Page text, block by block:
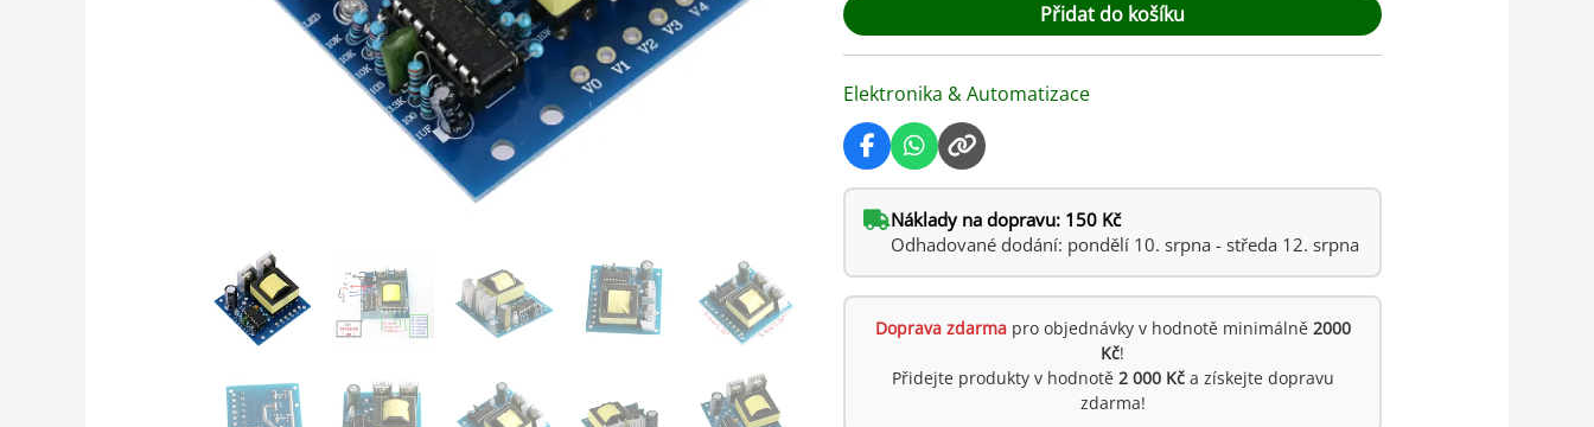
Přidat do košíku
Elektronika & Automatizace
Náklady na dopravu: 150 Kč
Odhadované dodání: pondělí 10. srpna - středa 12. srpna
Doprava zdarmapro objednávky v hodnotě minimálně 2000
Kč!
Přidejte produkty v hodnotě 2 000 Kča získejte dopravu
zdarma!